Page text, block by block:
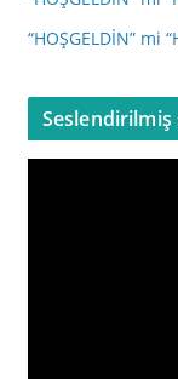
“HOŞGELDİN” mi